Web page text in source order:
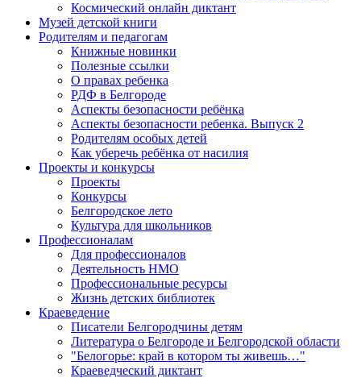
Космический онлайн диктант
Музей детской книги
Родителям и педагогам
Книжные новинки
Полезные ссылки
О правах ребенка
РДФ в Белгороде
Аспекты безопасности ребёнка
Аспекты безопасности ребенка. Выпуск 2
Родителям особых детей
Как уберечь ребёнка от насилия
Проекты и конкурсы
Проекты
Конкурсы
Белгородское лето
Культура для школьников
Профессионалам
Для профессионалов
Деятельность НМО
Профессиональные ресурсы
Жизнь детских библиотек
Краеведение
Писатели Белгородчины детям
Литература о Белгороде и Белгородской области
"Белогорье: край в котором ты живешь…"
Краеведческий диктант